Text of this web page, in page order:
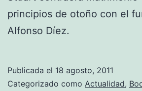
principios de otoño con el
Alfonso Díez.
Publicada el 18 agosto, 2011
Categorizado como Actualidad,